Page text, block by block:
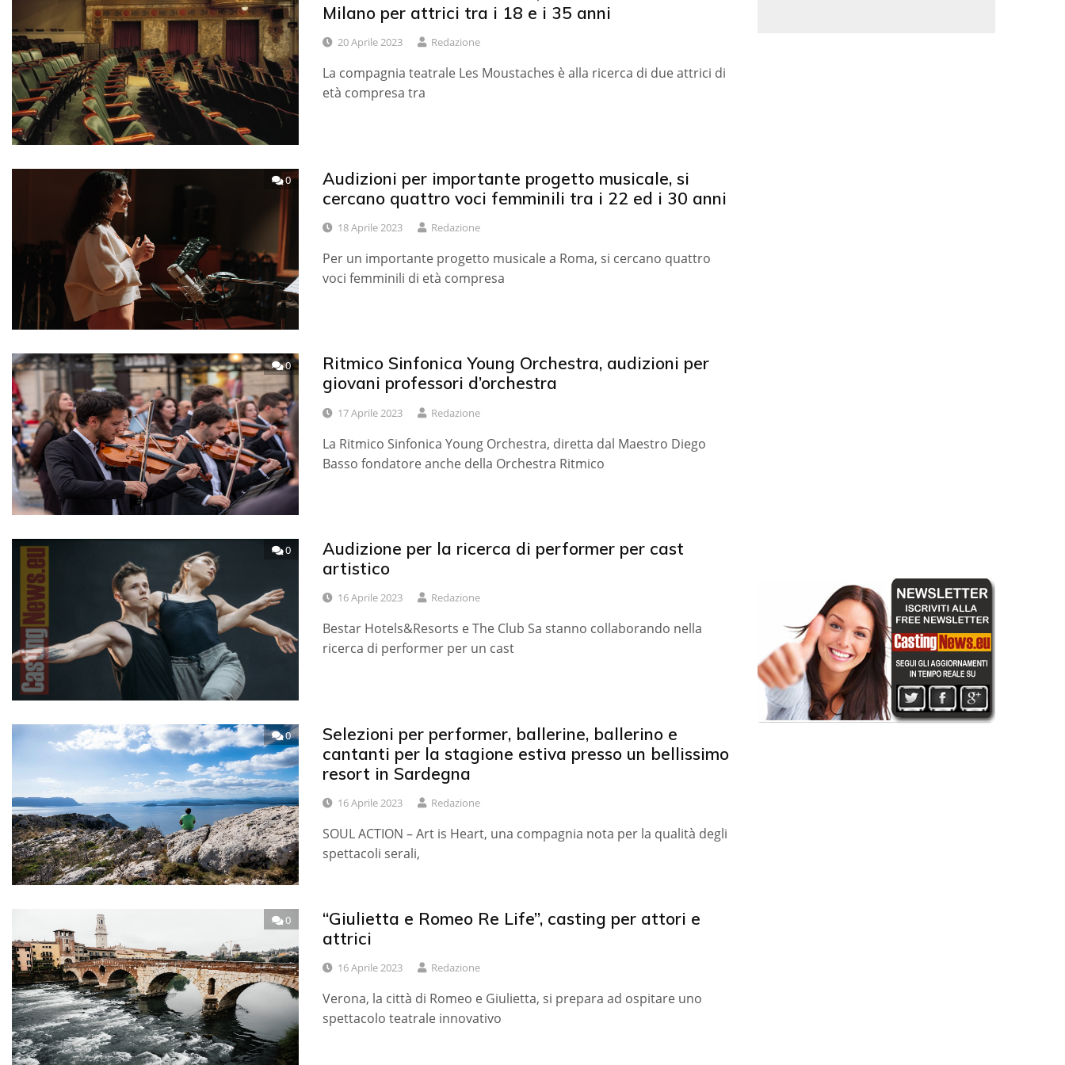
Milano per attrici tra i 18 e i 35 anni
20 Aprile 2023 Redazione
La compagnia teatrale Les Moustaches è alla ricerca di due attrici di
età compresa tra
0
Audizioni per importante progetto musicale, si
cercano quattro voci femminili tra i 22 ed i 30 anni
18 Aprile 2023 Redazione
Per un importante progetto musicale a Roma, si cercano quattro
voci femminili di età compresa
0
Ritmico Sinfonica Young Orchestra, audizioni per
giovani professori d’orchestra
17 Aprile 2023 Redazione
La Ritmico Sinfonica Young Orchestra, diretta dal Maestro Diego
Basso fondatore anche della Orchestra Ritmico
0
Audizione per la ricerca di performer per cast
artistico
16 Aprile 2023 Redazione
Bestar Hotels&Resorts e The Club Sa stanno collaborando nella
ricerca di performer per un cast
0
Selezioni per performer, ballerine, ballerino e
cantanti per la stagione estiva presso un bellissimo
resort in Sardegna
16 Aprile 2023 Redazione
SOUL ACTION – Art is Heart, una compagnia nota per la qualità degli
spettacoli serali,
0
“Giulietta e Romeo Re Life”, casting per attori e
attrici
16 Aprile 2023 Redazione
Verona, la città di Romeo e Giulietta, si prepara ad ospitare uno
spettacolo teatrale innovativo